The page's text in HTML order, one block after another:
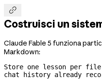

Costruisci un
Claude Fable 5 funziona
Markdown:
Store one lesson per
chat history already